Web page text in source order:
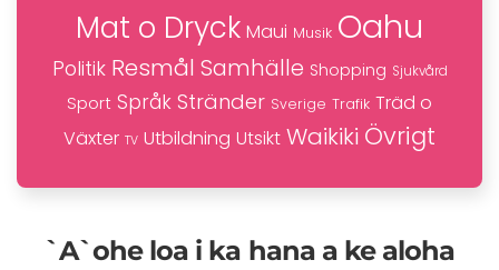
Mat o Dryck Maui Musik Oahu
Politik Resmål Samhälle Shopping Sjukvård
Sport Språk Stränder Sverige Trafik Träd o
Växter TV Utbildning Utsikt Waikiki Övrigt
`A`ohe loa i ka hana a ke aloha